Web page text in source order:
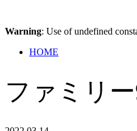
Warning: Use of undefined
HOME
ファミリ